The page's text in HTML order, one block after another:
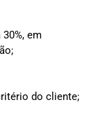
em
do cliente;